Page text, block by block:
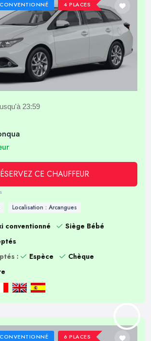
4 PLACES
23:59
CE CHAUFFEUR
Localisation : Arcangues
conventionné
Siège Bébé
:
Espèce
Chèque
6 PLACES